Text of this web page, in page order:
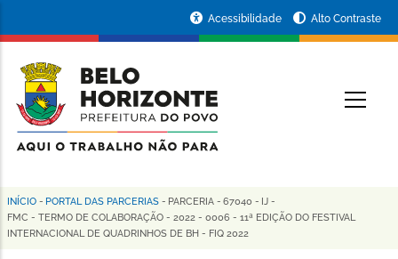
conteúdo
principal
da
Prefeitura
de
Horizonte
Acessibilidade Alto Contraste
Trilha
de
INÍCIO - PORTAL DAS PARCERIAS - PARCERIA - 67040 - IJ -
FMC - TERMO DE COLABORAÇÃO - 2022 - 0006 - 11ª EDIÇÃO DO FESTIVAL
INTERNACIONAL DE QUADRINHOS DE BH - FIQ 2022